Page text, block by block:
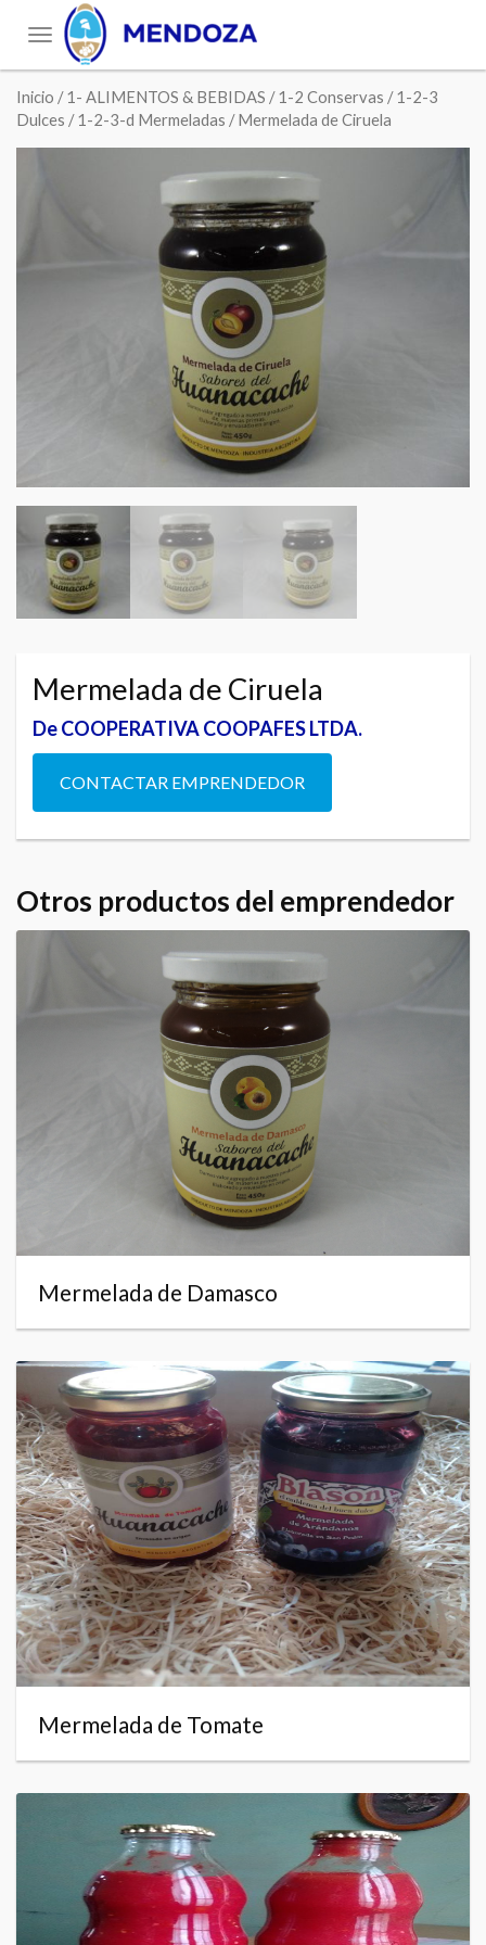
Toggle
navigation
Inicio /1- ALIMENTOS & BEBIDAS /1-2 Conservas /1-2-3
Dulces /1-2-3-d Mermeladas / Mermelada de Ciruela
Mermelada de Ciruela
De COOPERATIVA COOPAFES LTDA.
CONTACTAR EMPRENDEDOR
Otros productos del emprendedor
Mermelada de Damasco
Mermelada de Tomate